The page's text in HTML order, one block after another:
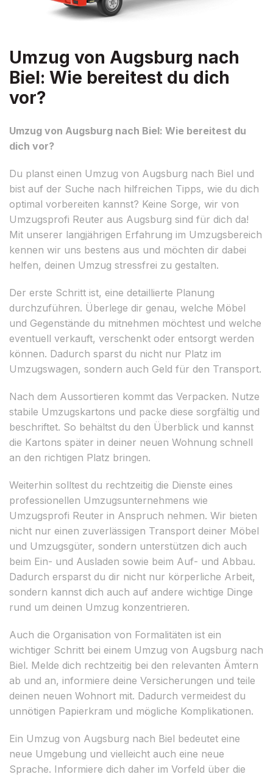
Umzug von Augsburg nach
Biel: Wie bereitest du dich
vor?
Umzug von Augsburg nach Biel: Wie bereitest du
dich vor?
Du planst einen Umzug von Augsburg nach Biel und
bist auf der Suche nach hilfreichen Tipps, wie du dich
optimal vorbereiten kannst? Keine Sorge, wir von
Umzugsprofi Reuter aus Augsburg sind für dich da!
Mit unserer langjährigen Erfahrung im Umzugsbereich
kennen wir uns bestens aus und möchten dir dabei
helfen, deinen Umzug stressfrei zu gestalten.
Der erste Schritt ist, eine detaillierte Planung
durchzuführen. Überlege dir genau, welche Möbel
und Gegenstände du mitnehmen möchtest und welche
eventuell verkauft, verschenkt oder entsorgt werden
können. Dadurch sparst du nicht nur Platz im
Umzugswagen, sondern auch Geld für den Transport.
Nach dem Aussortieren kommt das Verpacken. Nutze
stabile Umzugskartons und packe diese sorgfältig und
beschriftet. So behältst du den Überblick und kannst
die Kartons später in deiner neuen Wohnung schnell
an den richtigen Platz bringen.
Weiterhin solltest du rechtzeitig die Dienste eines
professionellen Umzugsunternehmens wie
Umzugsprofi Reuter in Anspruch nehmen. Wir bieten
nicht nur einen zuverlässigen Transport deiner Möbel
und Umzugsgüter, sondern unterstützen dich auch
beim Ein- und Ausladen sowie beim Auf- und Abbau.
Dadurch ersparst du dir nicht nur körperliche Arbeit,
sondern kannst dich auch auf andere wichtige Dinge
rund um deinen Umzug konzentrieren.
Auch die Organisation von Formalitäten ist ein
wichtiger Schritt bei einem Umzug von Augsburg nach
Biel. Melde dich rechtzeitig bei den relevanten Ämtern
ab und an, informiere deine Versicherungen und teile
deinen neuen Wohnort mit. Dadurch vermeidest du
unnötigen Papierkram und mögliche Komplikationen.
Ein Umzug von Augsburg nach Biel bedeutet eine
neue Umgebung und vielleicht auch eine neue
Sprache. Informiere dich daher im Vorfeld über die